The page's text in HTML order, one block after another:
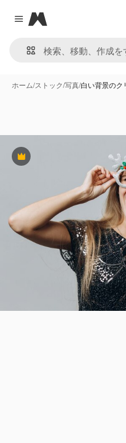
Close menu
Magnific
ホーム/ストック/写真/白い背景の
Premium